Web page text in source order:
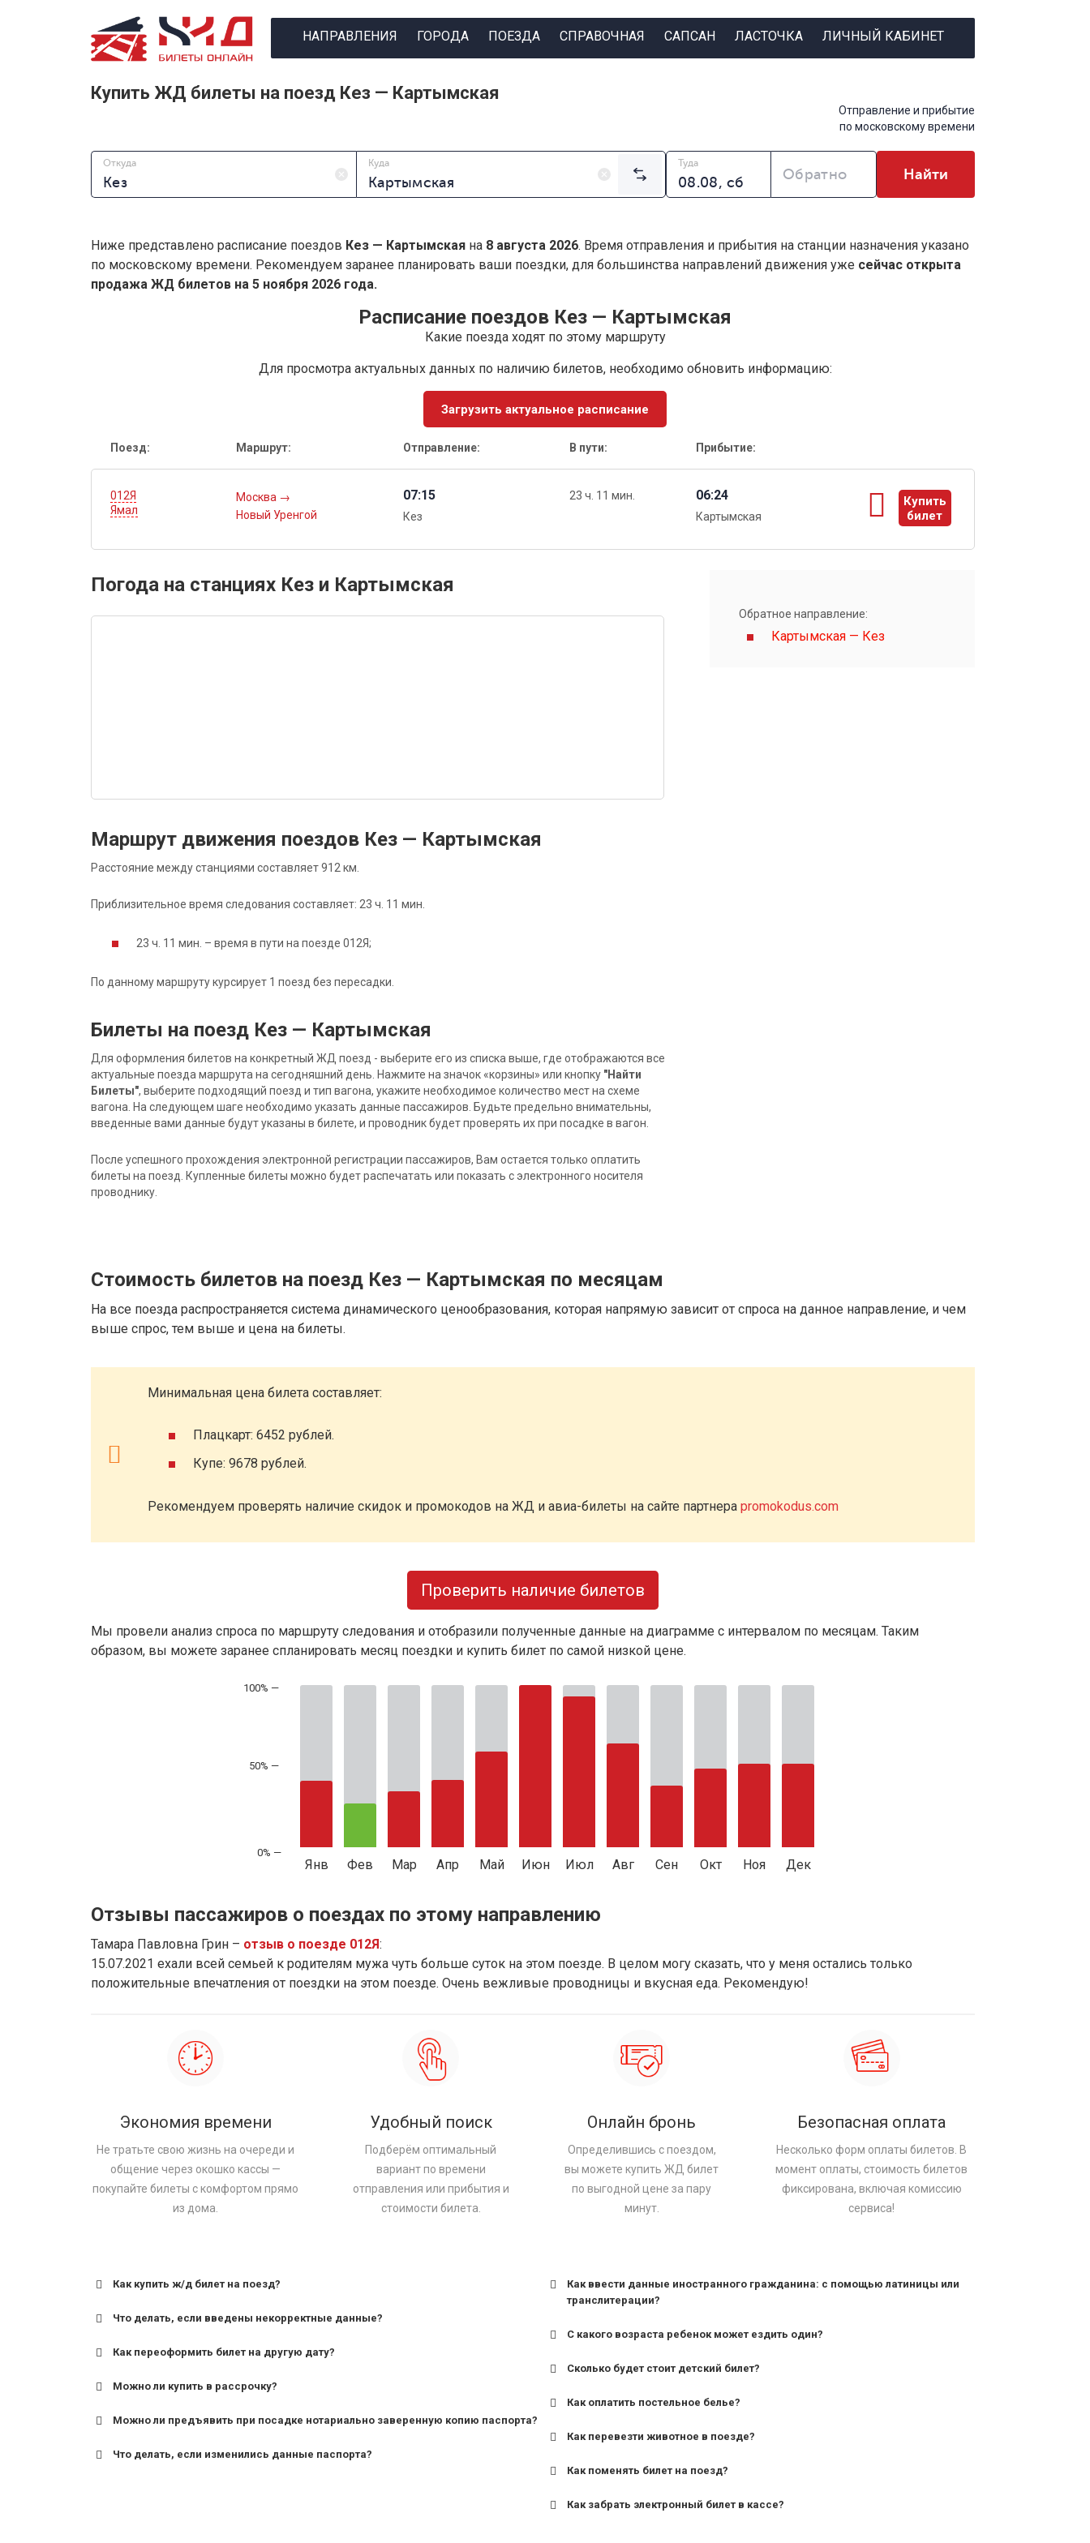
НАПРАВЛЕНИЯ ГОРОДА ПОЕЗДА СПРАВОЧНАЯ САПСАН ЛАСТОЧКА ЛИЧНЫЙ КАБИНЕТ
Купить ЖД билеты на поезд Кез — Картымская
Отправление и прибытие
по московскому времени
Откуда Куда Туда
Обратно Найти
Ниже представлено расписание поездов Кез — Картымская на 8 августа 2026. Время отправления и прибытия на станции назначения указано
по московскому времени. Рекомендуем заранее планировать ваши поездки, для большинства направлений движения уже сейчас открыта
продажа ЖД билетов на 5 ноября 2026 года.
Расписание поездов Кез — Картымская
Какие поезда ходят по этому маршруту
Для просмотра актуальных данных по наличию билетов, необходимо обновить информацию:
Загрузить актуальное расписание
Поезд: Маршрут: Отправление: В пути: Прибытие:
012Я
Ямал
Москва →
Новый Уренгой
07:15
Кез
23 ч. 11 мин. 06:24
Картымская
Купить
билет
ы
Погода на станциях Кез и Картымская
Маршрут движения поездов Кез — Картымская
Расстояние между станциями составляет 912 км.
Приблизительное время следования составляет: 23 ч. 11 мин.
23 ч. 11 мин. – время в пути на поезде 012Я;
По данному маршруту курсирует 1 поезд без пересадки.
Билеты на поезд Кез — Картымская
Для оформления билетов на конкретный ЖД поезд - выберите его из списка выше, где отображаются все
актуальные поезда маршрута на сегодняшний день. Нажмите на значок «корзины» или кнопку "Найти
Билеты", выберите подходящий поезд и тип вагона, укажите необходимое количество мест на схеме
вагона. На следующем шаге необходимо указать данные пассажиров. Будьте предельно внимательны,
введенные вами данные будут указаны в билете, и проводник будет проверять их при посадке в вагон.
После успешного прохождения электронной регистрации пассажиров, Вам остается только оплатить
билеты на поезд. Купленные билеты можно будет распечатать или показать с электронного носителя
проводнику.
Обратное направление:
Картымская — Кез
Стоимость билетов на поезд Кез — Картымская по месяцам
На все поезда распространяется система динамического ценообразования, которая напрямую зависит от спроса на данное направление, и чем
выше спрос, тем выше и цена на билеты.
Минимальная цена билета составляет:
Плацкарт: 6452 рублей.
Купе: 9678 рублей.
Рекомендуем проверять наличие скидок и промокодов на ЖД и авиа-билеты на сайте партнера promokodus.com
Проверить наличие билетов
Мы провели анализ спроса по маршруту следования и отобразили полученные данные на диаграмме с интервалом по месяцам. Таким
образом, вы можете заранее спланировать месяц поездки и купить билет по самой низкой цене.
50% —
Янв Фев Мар Апр Май Июн Июл Авг Сен Окт Ноя Дек
Отзывы пассажиров о поездах по этому направлению
Тамара Павловна Грин – отзыв о поезде 012Я:
15.07.2021 ехали всей семьей к родителям мужа чуть больше суток на этом поезде. В целом могу сказать, что у меня остались только
положительные впечатления от поездки на этом поезде. Очень вежливые проводницы и вкусная еда. Рекомендую!
Экономия времени
Не тратьте свою жизнь на очереди и
общение через окошко кассы —
покупайте билеты с комфортом прямо
из дома.
Удобный поиск
Подберём оптимальный
вариант по времени
отправления или прибытия и
стоимости билета.
Онлайн бронь
Определившись с поездом,
вы можете купить ЖД билет
по выгодной цене за пару
минут.
Безопасная оплата
Несколько форм оплаты билетов. В
момент оплаты, стоимость билетов
фиксирована, включая комиссию
сервиса!
Как купить ж/д билет на поезд?
Что делать, если введены некорректные данные?
Как переоформить билет на другую дату?
Можно ли купить в рассрочку?
Можно ли предъявить при посадке нотариально заверенную копию паспорта?
Что делать, если изменились данные паспорта?
Как ввести данные иностранного гражданина: с помощью латиницы или
транслитерации?
С какого возраста ребенок может ездить один?
для поездов дальнего следования — от 10 лет и старше;
Сколько будет стоит детский билет?
Как оплатить постельное белье?
Как перевезти животное в поезде?
Как поменять билет на поезд?
Как забрать электронный билет в кассе?